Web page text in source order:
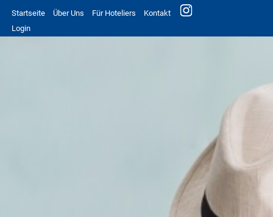
Startseite Über Uns Für Hoteliers
Kontakt
Login